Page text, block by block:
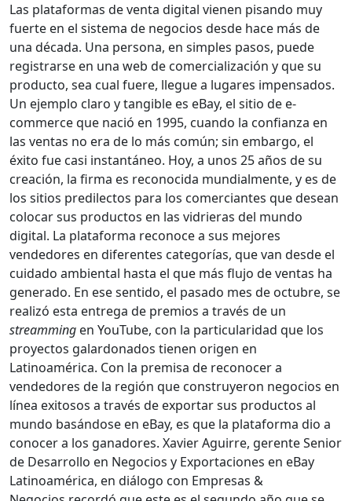
Las plataformas de venta digital vienen pisando muy
fuerte en el sistema de negocios desde hace más de
una década. Una persona, en simples pasos, puede
registrarse en una web de comercialización y que su
producto, sea cual fuere, llegue a lugares impensados.
Un ejemplo claro y tangible es eBay, el sitio de e-
commerce que nació en 1995, cuando la confianza en
las ventas no era de lo más común; sin embargo, el
éxito fue casi instantáneo. Hoy, a unos 25 años de su
creación, la firma es reconocida mundialmente, y es de
los sitios predilectos para los comerciantes que desean
colocar sus productos en las vidrieras del mundo
digital. La plataforma reconoce a sus mejores
vendedores en diferentes categorías, que van desde el
cuidado ambiental hasta el que más flujo de ventas ha
generado. En ese sentido, el pasado mes de octubre, se
realizó esta entrega de premios a través de un
streamming en YouTube, con la particularidad que los
proyectos galardonados tienen origen en
Latinoamérica. Con la premisa de reconocer a
vendedores de la región que construyeron negocios en
línea exitosos a través de exportar sus productos al
mundo basándose en eBay, es que la plataforma dio a
conocer a los ganadores. Xavier Aguirre, gerente Senior
de Desarrollo en Negocios y Exportaciones en eBay
Latinoamérica, en diálogo con Empresas &